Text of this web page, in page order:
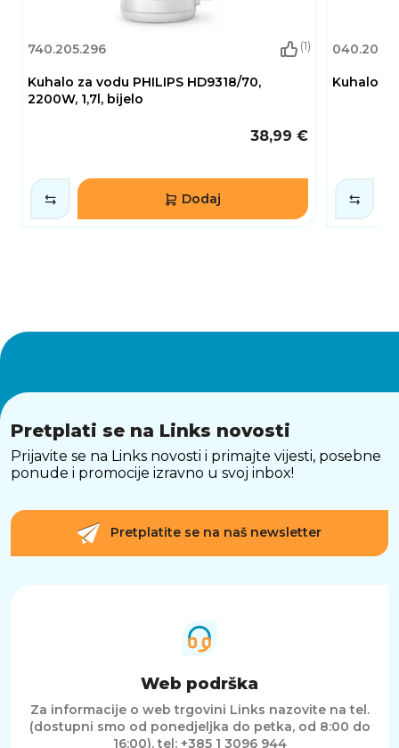
740.205.296 (1)
Kuhalo za vodu PHILIPS HD9318/70,
2200W, 1,7l, bijelo
38,99 €
Dodaj
Kuhalo
Pretplati se na Links novosti
Prijavite se na Links novosti i primajte vijesti, posebne
ponude i promocije izravno u svoj inbox!
Pretplatite se na naš newsletter
Web podrška
Za informacije o web trgovini Links nazovite na tel.
(dostupni smo od ponedjeljka do petka, od 8:00 do
16:00).tel: +385 1 3096 944